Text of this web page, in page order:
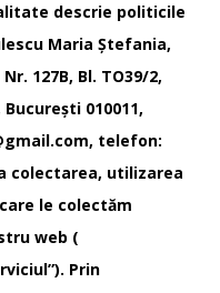
descrie politicile
Maria Ștefania,
127B, Bl. TO39/2,
010011,
telefon:
colectarea, utilizarea
le colectăm
web (
Prin